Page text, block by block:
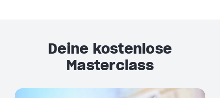
Deine kostenlose
Masterclass